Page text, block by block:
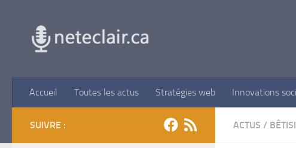
Accueil Toutes les actus Stratégies web Innovations
ACTUS /
SUIVRE :